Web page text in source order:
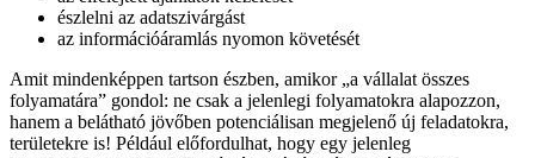
észlelni az adatszivárgást
az információáramlás nyomon követését
Amit mindenképpen tartson észben, amikor „a vállalat összes
folyamatára” gondol: ne csak a jelenlegi folyamatokra alapozzon,
hanem a belátható jövőben potenciálisan megjelenő új feladatokra,
területekre is! Például előfordulhat, hogy egy jelenleg